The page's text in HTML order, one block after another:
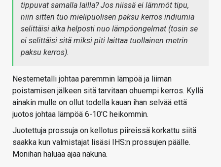
tippuvat samalla lailla? Jos niissä ei lämmöt tipu,
niin sitten tuo mielipuolisen paksu kerros indiumia
selittäisi aika helposti nuo lämpöongelmat (tosin se
ei selittäisi sitä miksi piti laittaa tuollainen metrin
paksu kerros).
Nestemetalli johtaa paremmin lämpöä ja liiman
poistamisen jälkeen sitä tarvitaan ohuempi kerros. Kyllä
ainakin mulle on ollut todella kauan ihan selvää että
juotos johtaa lämpöä 6-10'C heikommin.
Juotettuja prossuja on kellotus piireissä korkattu siitä
saakka kun valmistajat lisäsi IHS:n prossujen päälle.
Monihan haluaa ajaa nakuna.